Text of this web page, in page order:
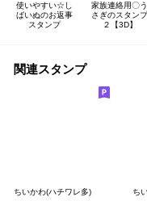
使いやすい☆し
ばいぬのお返事
スタンプ
家族連絡用〇う
さぎのスタンプ
２【3D】
関連スタンプ
ちいかわ(ハチワレ多) ち